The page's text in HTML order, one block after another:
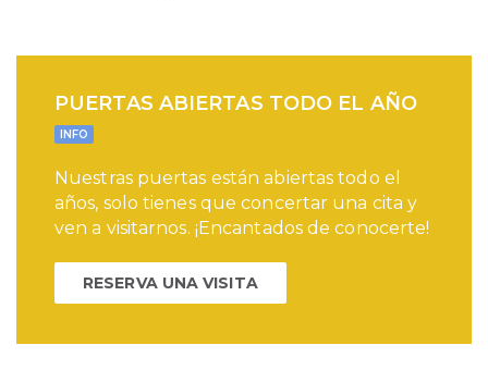
PUERTAS ABIERTAS TODO EL AÑO
INFO
Nuestras puertas están abiertas todo el
años, solo tienes que concertar una cita y
ven a visitarnos. ¡Encantados de conocerte!
RESERVA UNA VISITA